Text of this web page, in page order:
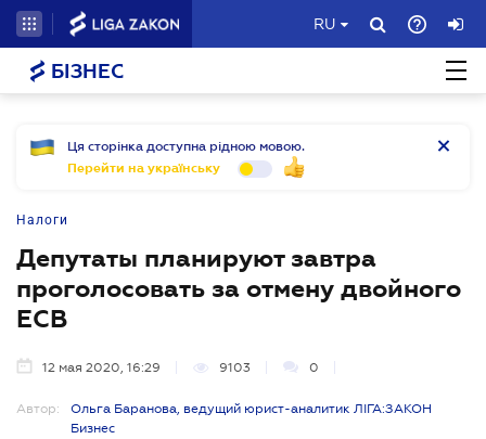
RU
БІЗНЕС
Ця сторінка доступна рідною мовою.
Перейти на українську
Налоги
Депутаты планируют завтра
проголосовать за отмену двойного
ЕСВ
12 мая 2020, 16:29 9103 0
Автор:
Ольга Баранова, ведущий юрист-аналитик ЛІГА:ЗАКОН
Бизнес